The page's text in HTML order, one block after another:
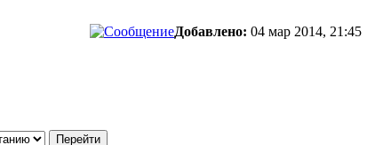
Добавлено: 04 мар 2014, 21:45